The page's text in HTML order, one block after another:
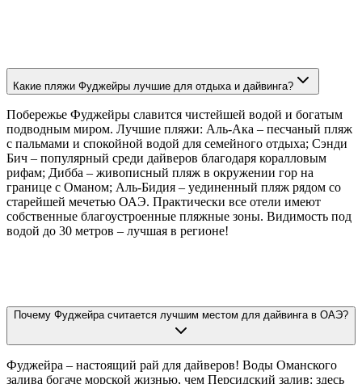
Какие пляжи Фуджейры лучшие для отдыха и дайвинга?
Побережье Фуджейры славится чистейшей водой и богатым
подводным миром. Лучшие пляжи: Аль-Ака – песчаный пляж
с пальмами и спокойной водой для семейного отдыха; Сэнди
Бич – популярный среди дайверов благодаря коралловым
рифам; Дибба – живописный пляж в окружении гор на
границе с Оманом; Аль-Бидия – уединенный пляж рядом со
старейшей мечетью ОАЭ. Практически все отели имеют
собственные благоустроенные пляжные зоны. Видимость под
водой до 30 метров – лучшая в регионе!
Почему Фуджейра считается лучшим местом для дайвинга в ОАЭ?
Фуджейра – настоящий рай для дайверов! Воды Оманского
залива богаче морской жизнью, чем Персидский залив: здесь